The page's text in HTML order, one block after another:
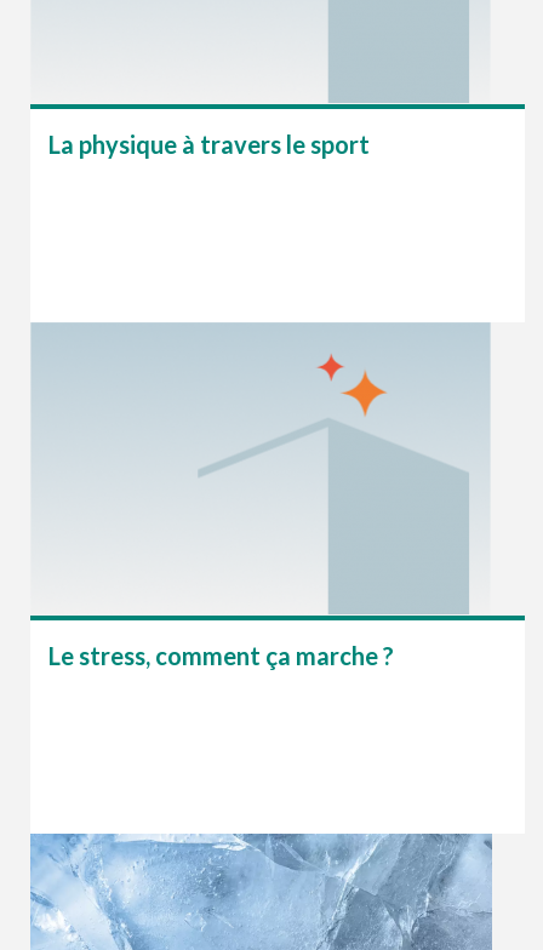
La physique à travers le sport
Le stress, comment ça marche ?